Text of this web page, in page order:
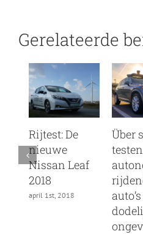
van
James
Gerelateerde
Rijtest: De
nieuwe
Nissan Leaf
2018
april 1st, 2018
Über
testen
auto’s
dodelijk
ongeval